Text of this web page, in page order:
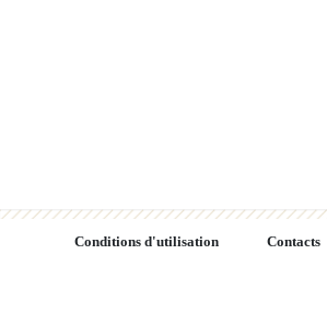
Conditions d'utilisation Contacts